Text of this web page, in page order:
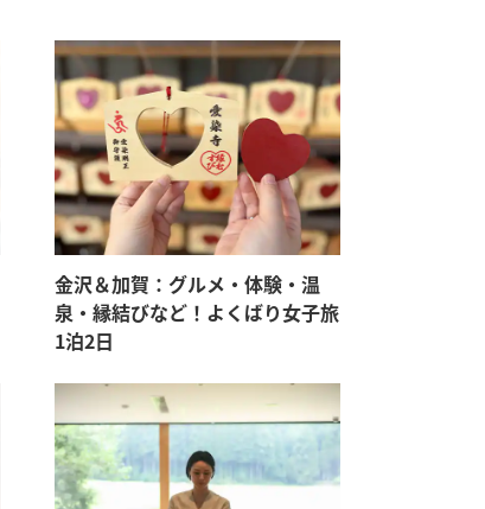
金沢＆加賀：グルメ・体験・温
泉・縁結びなど！よくばり女子旅
1泊2日